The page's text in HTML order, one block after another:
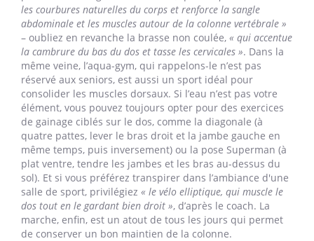
les courbures naturelles du corps et renforce la sangle
abdominale et les muscles autour de la colonne vertébrale »
– oubliez en revanche la brasse non coulée, « qui accentue
la cambrure du bas du dos et tasse les cervicales ». Dans la
même veine, l’aqua-gym, qui rappelons-le n’est pas
réservé aux seniors, est aussi un sport idéal pour
consolider les muscles dorsaux. Si l’eau n’est pas votre
élément, vous pouvez toujours opter pour des exercices
de gainage ciblés sur le dos, comme la diagonale (à
quatre pattes, lever le bras droit et la jambe gauche en
même temps, puis inversement) ou la pose Superman (à
plat ventre, tendre les jambes et les bras au-dessus du
sol). Et si vous préférez transpirer dans l’ambiance d'une
salle de sport, privilégiez « le vélo elliptique, qui muscle le
dos tout en le gardant bien droit », d’après le coach. La
marche, enfin, est un atout de tous les jours qui permet
de conserver un bon maintien de la colonne.